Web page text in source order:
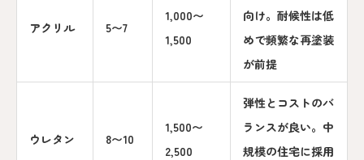
アクリル 5〜7
1,000〜
1,500
向け。耐候性は低
めで頻繁な再塗装
が前提
ウレタン 8〜10
1,500〜
2,500
弾性とコストのバ
ランスが良い。中
規模の住宅に採用